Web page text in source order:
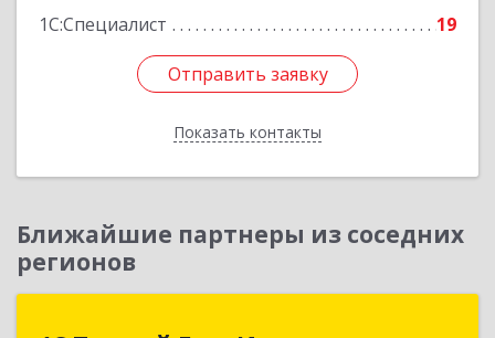
1С:Специалист
19
Отправить заявку
Показать контакты
Отправить заявку
Назад
Ближайшие партнеры из соседних
регионов
1С:Первый Бит, Ижевск